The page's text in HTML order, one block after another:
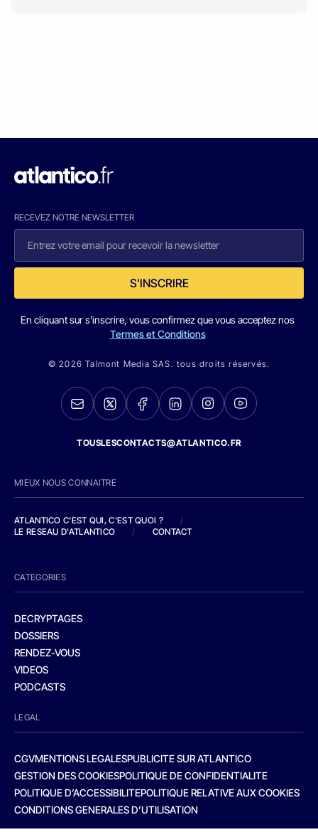
RECEVEZ NOTRE NEWSLETTER
S'INSCRIRE
En cliquant sur s'inscrire, vous confirmez que vous acceptez nos
Termes et Conditions
© 2026 Talmont Media SAS. tous droits réservés.
TOUSLESCONTACTS@ATLANTICO.FR
MIEUX NOUS CONNAITRE
ATLANTICO C'EST QUI, C'EST QUOI ?
/
LE RESEAU D'ATLANTICO
/ CONTACT
CATEGORIES
DECRYPTAGES
DOSSIERS
RENDEZ-VOUS
VIDEOS
PODCASTS
LEGAL
CGVMENTIONS LEGALESPUBLICITE SUR ATLANTICO
GESTION DES COOKIESPOLITIQUE DE CONFIDENTIALITE
POLITIQUE D’ACCESSIBILITEPOLITIQUE RELATIVE AUX COOKIES
CONDITIONS GENERALES D’UTILISATION